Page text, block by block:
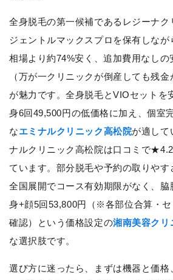
全身脱毛の第一候補であるレジーナク
ジェントルマックスプロを保有しなが
相場より約74%安く、追加費用なしの
（万が一クリニックが倒産しても残金
が魅力です。全身脱毛とVIOセットを
身6回49,500円の低価格に加え、個室
なエミナルクリニック高松院が適して
ナルクリニック高松院は口コミで
ています。部分脱毛や予約の取りやす
全国展開でコース有効期限がなく、脇
身+顔5回53,800円（※各部位合算・
確認）という価格設定の湘南美容クリ
な選択肢です。
選び方に迷ったら、まずは機器と価格